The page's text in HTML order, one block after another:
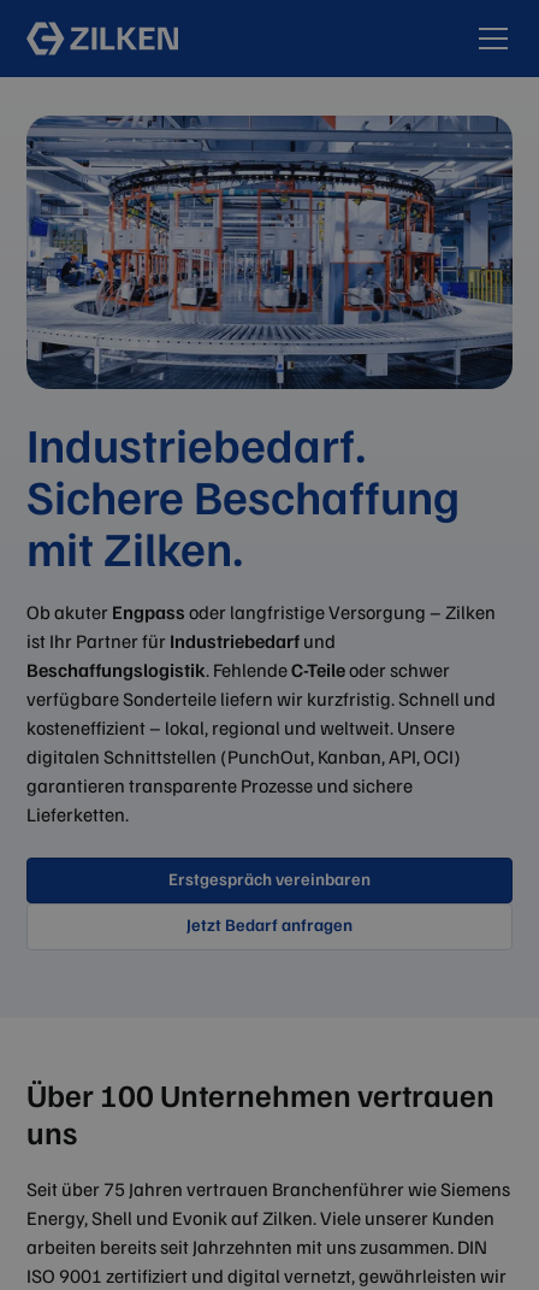
Industriebedarf.
Sichere Beschaffung
mit Zilken.
Ob akuter Engpass oder langfristige Versorgung – Zilken
ist Ihr Partner für Industriebedarf und
Beschaffungslogistik. FehlendeC-Teileoder schwer
verfügbare Sonderteile liefern wir kurzfristig. Schnell und
kosteneffizient – lokal, regional und weltweit. Unsere
digitalen Schnittstellen (PunchOut, Kanban, API, OCI)
garantieren transparente Prozesse und sichere
Lieferketten.
Erstgespräch vereinbaren
Jetzt Bedarf anfragen
Über 100 Unternehmen vertrauen
uns
Seit über 75 Jahren vertrauen Branchenführer wie Siemens
Energy, Shell und Evonik auf Zilken. Viele unserer Kunden
arbeiten bereits seit Jahrzehnten mit uns zusammen. DIN
ISO 9001 zertifiziert und digital vernetzt, gewährleisten wir